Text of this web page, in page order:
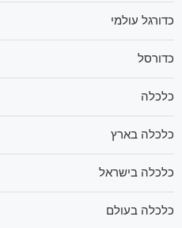
כדורגל עולמי
כדורסל
כלכלה
כלכלה בארץ
כלכלה בישראל
כלכלה בעולם